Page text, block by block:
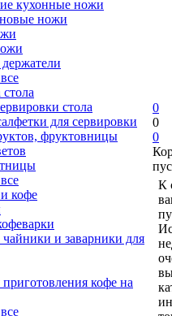
кухонные ножи
ножи
стола
для сервировки
фруктовницы
кофе
и заварники для
кофе на
0
0
0
К